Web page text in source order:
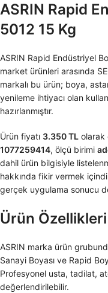
ASRIN Rapid
5012 15 Kg
ASRIN Rapid Endüstriyel
market ürünleri arasında
markalı bu ürün; boya,
yenileme ihtiyacı olan
hazırlanmıştır.
Ürün fiyatı 3.350 TL olarak
1077259414, ölçü birimi
dahil ürün bilgisiyle
hakkında fikir vermek
gerçek uygulama sonucu
Ürün Özellikleri
ASRIN marka ürün
Sanayi Boyası ve Rapid
Profesyonel usta, tadilat,
değerlendirilebilir.